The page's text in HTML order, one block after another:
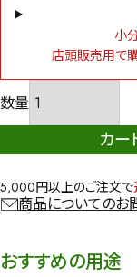
小
店頭販売用で
カー
5,000円以上のご注文で
商品についてのお
おすすめの用途